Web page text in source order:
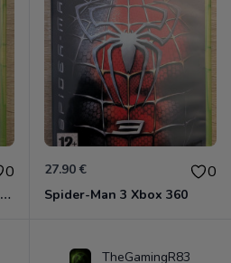
0
Split Second Velocity Xbox 360
27.90 € 0
Spider-Man 3 Xbox 360
TheGamingR83